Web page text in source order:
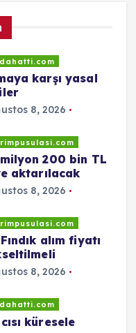
karşı yasal
8, 2026
200 bin TL
aktarılacak
8, 2026
alım fiyatı
8, 2026
küresele